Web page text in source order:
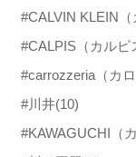
#CALVIN KLEIN
#CALPIS（カルピ
#carrozzeria（カ
#川井(10)
#KAWAGUCHI（